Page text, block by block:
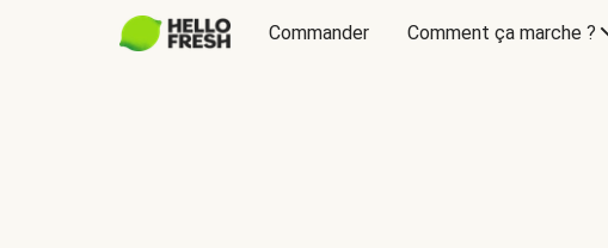
Commander Comment ça marche ?